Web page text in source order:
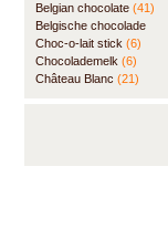
Belgian chocolate (41)
Belgische chocolade
(84)
Choc-o-lait stick (6)
Chocolademelk (6)
Château Blanc (21)